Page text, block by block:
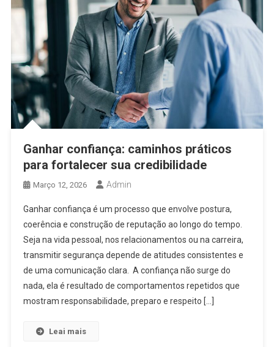
Ganhar confiança: caminhos práticos
para fortalecer sua credibilidade
Março 12, 2026 Admin
Ganhar confiança é um processo que envolve postura,
coerência e construção de reputação ao longo do tempo.
Seja na vida pessoal, nos relacionamentos ou na carreira,
transmitir segurança depende de atitudes consistentes e
de uma comunicação clara. A confiança não surge do
nada, ela é resultado de comportamentos repetidos que
mostram responsabilidade, preparo e respeito […]
Leai mais